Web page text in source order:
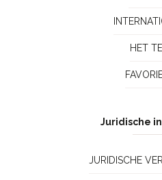
HET
Juridische
JURIDISCHE